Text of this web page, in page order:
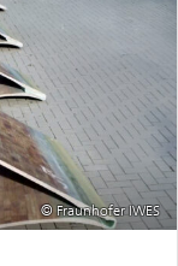
© Fraunhofer IWES